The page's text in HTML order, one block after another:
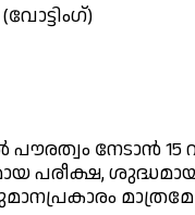
പൗരത്വം നേടാൻ
പരീക്ഷ,